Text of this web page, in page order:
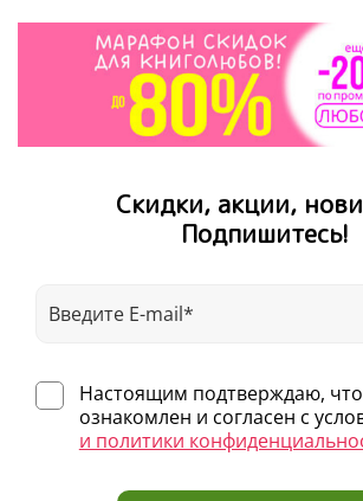
Скидки, акции,
Подпишитесь!
Настоящим подтверждаю,
ознакомлен и согласен с
и политики